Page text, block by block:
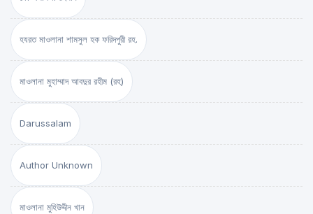
হযরত মাওলানা শামসুল হক ফরিদপুরী রহ.
মাওলানা মুহাম্মাদ আবদুর রহীম (রহ)
Darussalam
Author Unknown
মাওলানা মুহিউদ্দীন খান